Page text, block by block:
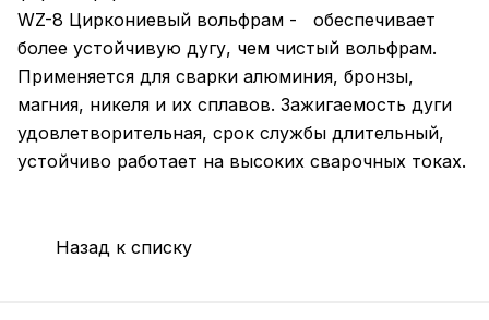
WZ-8 Циркониевый вольфрам - обеспечивает
более устойчивую дугу, чем чистый вольфрам.
Применяется для сварки алюминия, бронзы,
магния, никеля и их сплавов. Зажигаемость дуги
удовлетворительная, срок службы длительный,
устойчиво работает на высоких сварочных токах.
Назад к списку